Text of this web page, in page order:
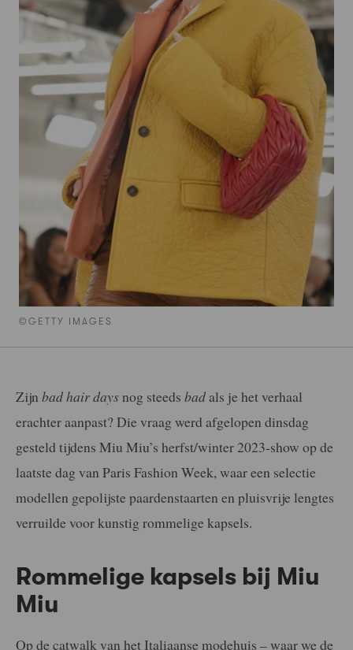
©GETTY IMAGES
Zijn bad hair daysnog steeds badals je het verhaal
erachter aanpast? Die vraag werd afgelopen dinsdag
gesteld tijdens Miu Miu’s herfst/winter 2023-show op de
laatste dag van Paris Fashion Week, waar een selectie
modellen gepolijste paardenstaarten en pluisvrije lengtes
verruilde voor kunstig rommelige kapsels.
Rommelige kapsels bij Miu
Miu
Op de catwalk van het Italiaanse modehuis – waar we de